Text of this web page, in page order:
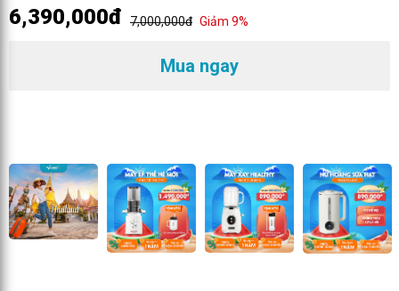
6,390,000đ 7,000,000đ Giảm 9%
Mua ngay